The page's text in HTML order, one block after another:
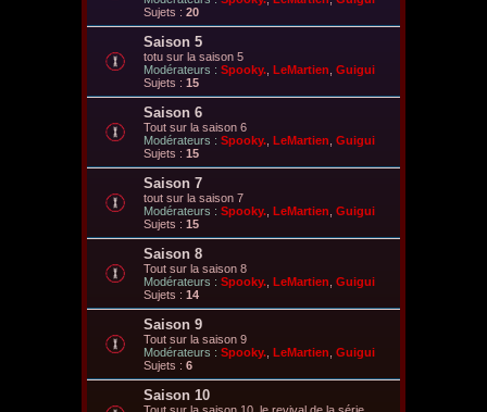
Sujets : 20
Saison 5
totu sur la saison 5
Modérateurs : Spooky. LeMartien Guigui
Sujets : 15
Saison 6
Tout sur la saison 6
Modérateurs : Spooky. LeMartien Guigui
Sujets : 15
Saison 7
tout sur la saison 7
Modérateurs : Spooky. LeMartien Guigui
Sujets : 15
Saison 8
Tout sur la saison 8
Modérateurs : Spooky. LeMartien Guigui
Sujets : 14
Saison 9
Tout sur la saison 9
Modérateurs : Spooky. LeMartien Guigui
Sujets : 6
Saison 10